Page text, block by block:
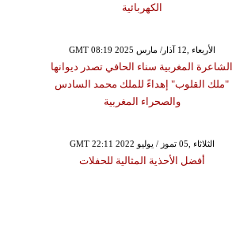
الكهربائية
GMT 08:19 2025 الأربعاء ,12 آذار/ مارس
الشاعرة المغربية سناء الحافي تصدر ديوانها
"ملك القلوب" إهداءً للملك محمد السادس
والصحراء المغربية
GMT 22:11 2022 الثلاثاء ,05 تموز / يوليو
أفضل الأحذية المثالية للحفلات